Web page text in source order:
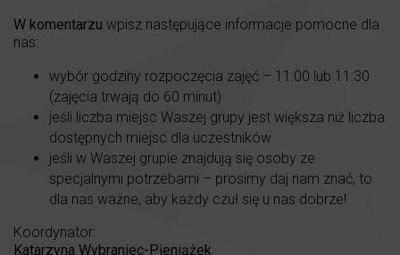
W komentarzu wpisz następujące informacje pomocne dla
nas:
wybór godziny rozpoczęcia zajęć – 11:00 lub 11:30
(zajęcia trwają do 60 minut)
jeśli liczba miejsc Waszej grupy jest większa niż liczba
dostępnych miejsc dla uczestników
jeśli w Waszej grupie znajdują się osoby ze
specjalnymi potrzebami – prosimy daj nam znać, to
dla nas ważne, aby każdy czuł się u nas dobrze!
Koordynator:
Katarzyna Wybraniec-Pieniążek